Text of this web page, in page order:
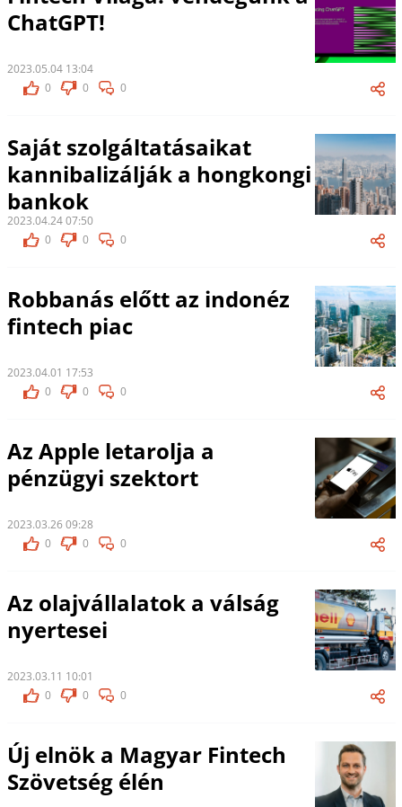
ChatGPT!
2023.05.04 13:04
0
0 0
Saját szolgáltatásaikat
kannibalizálják a hongkongi
bankok
2023.04.24 07:50
0
0 0
Robbanás előtt az indonéz
fintech piac
2023.04.01 17:53
0
0 0
Az Apple letarolja a
pénzügyi szektort
2023.03.26 09:28
0
0 0
Az olajvállalatok a válság
nyertesei
2023.03.11 10:01
0
0 0
Új elnök a Magyar Fintech
Szövetség élén